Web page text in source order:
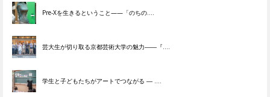
Pre-Xを生きるということ——「のちの....
芸大生が切り取る京都芸術大学の魅力――『....
学生と子どもたちがアートでつながる ― ....